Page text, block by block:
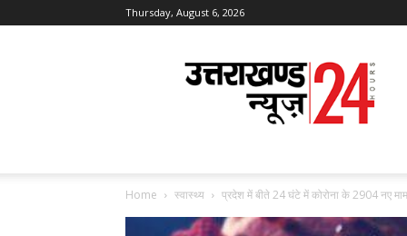
Thursday, August 6, 2026
Uttarakhand
News
24
Home स्वास्थ्य प्रदेश में बीते 24 घंटे में कोरोना के 2904 नए